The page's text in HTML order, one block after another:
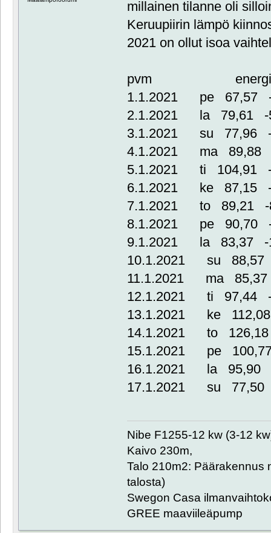
millainen tilanne oli
Keruupiirin lämpö
2021 on ollut isoa
pvm
1.1.2021 pe 67,57
2.1.2021 la 79,61 -
3.1.2021 su 77,96 -
4.1.2021 ma 89,88
5.1.2021 ti 104,91 -
6.1.2021 ke 87,15 -
7.1.2021 to 89,21 -
8.1.2021 pe 90,70
9.1.2021 la 83,37 -
10.1.2021 su 88,57
11.1.2021 ma
12.1.2021 ti 97,44 -
13.1.2021 ke
14.1.2021 to
15.1.2021 pe
16.1.2021 la 95,90
17.1.2021 su 77,50
Nibe F1255-12 kw (3-12
Kaivo 230m,
Talo 210m2: Päärakennus
talosta)
Swegon Casa
GREE maaviileäpump